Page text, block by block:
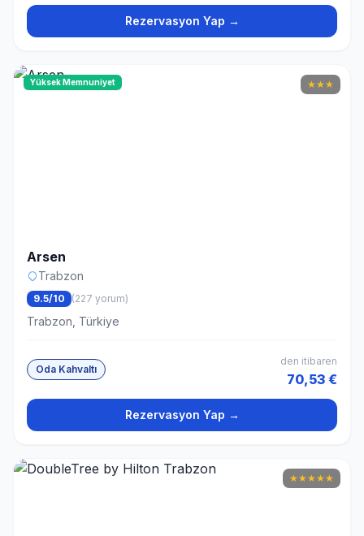
Rezervasyon Yap →
Yüksek Memnuniyet ★★★
Arsen
Trabzon
9.5/10 (227 yorum)
Trabzon, Türkiye
Oda Kahvaltı
den itibaren
70,53 €
Rezervasyon Yap →
★★★★★